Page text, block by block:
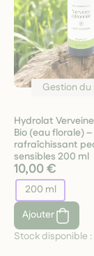
Gestion du
Hydrolat
Bio (eau florale)
rafraîchissant
sensibles 200 ml
10,00 €
200 ml
Ajouter
Stock disponible :